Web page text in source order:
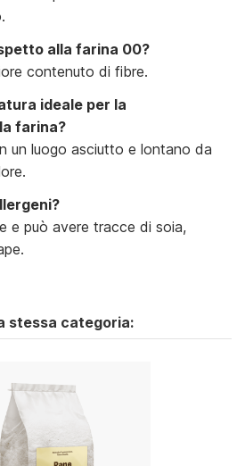
alla farina 00?
contenuto di fibre.
ideale per la
farina?
un luogo asciutto e lontano da
e può avere tracce di soia,
stessa categoria: